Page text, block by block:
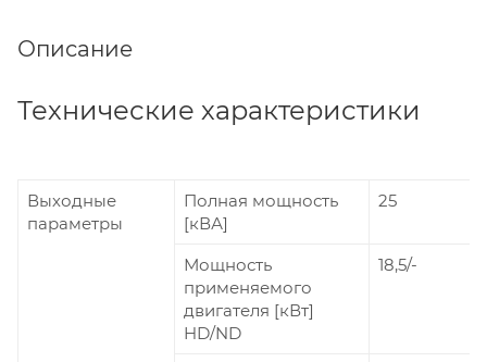
Описание
Технические характеристики
Выходные
параметры
Полная мощность
[кВА]
25
Мощность
применяемого
двигателя [кВт]
HD/ND
18,5/-